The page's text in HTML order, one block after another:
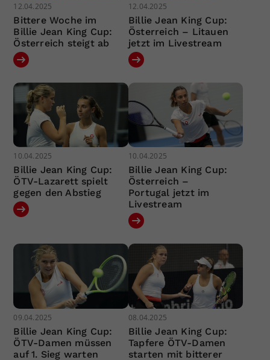
12.04.2025
Bittere Woche im
Billie Jean King Cup:
Österreich steigt ab
12.04.2025
Billie Jean King Cup:
Österreich – Litauen
jetzt im Livestream
10.04.2025
Billie Jean King Cup:
ÖTV-Lazarett spielt
gegen den Abstieg
10.04.2025
Billie Jean King Cup:
Österreich –
Portugal jetzt im
Livestream
09.04.2025
Billie Jean King Cup:
ÖTV-Damen müssen
auf 1. Sieg warten
08.04.2025
Billie Jean King Cup:
Tapfere ÖTV-Damen
starten mit bitterer